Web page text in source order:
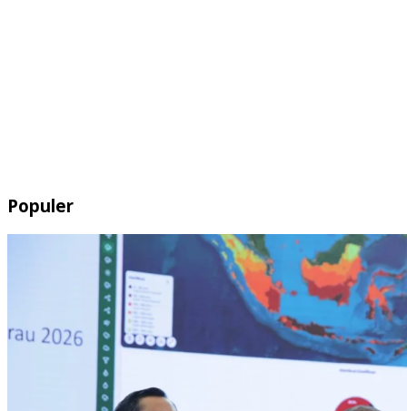
Populer